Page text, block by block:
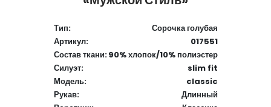
Тип:
Сорочка голубая
Артикул:
017551
Состав ткани:90% хлопок/10% полиэстер
Силуэт:
slim fit
Модель:
classic
Рукав:
Длинный